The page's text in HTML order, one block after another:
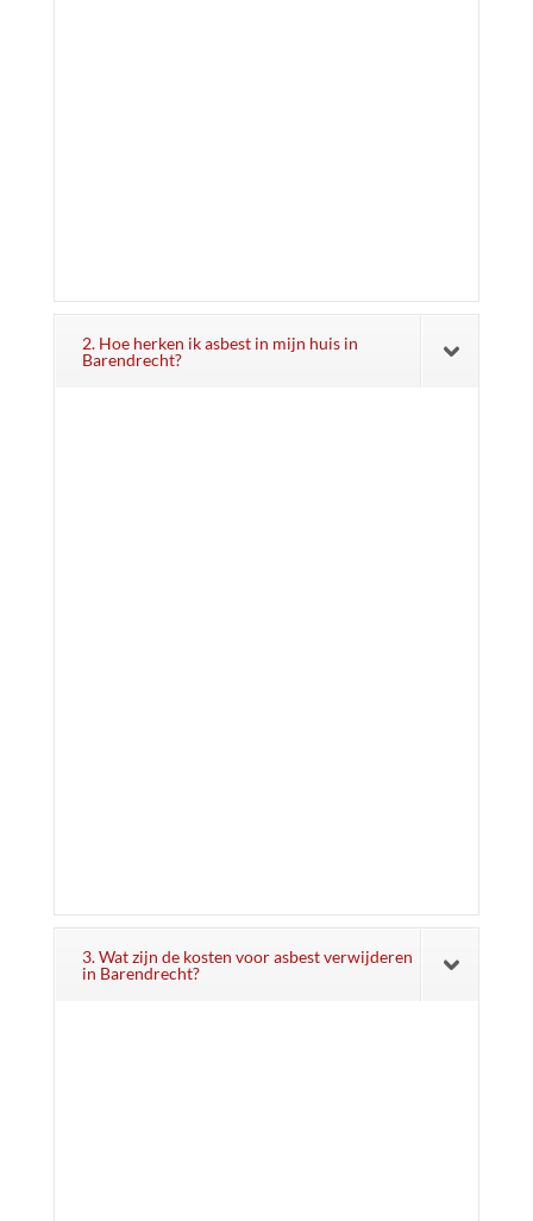
2. Hoe herken ik asbest in mijn huis in
Barendrecht?
3. Wat zijn de kosten voor asbest verwijderen
in Barendrecht?